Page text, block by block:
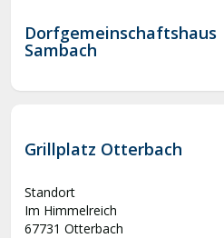
Dorfgemeinschaftshaus
Sambach
Grillplatz Otterbach
Standort
Im Himmelreich
67731 Otterbach